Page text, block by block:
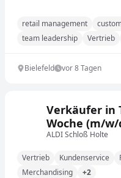
retail management
team leadership
Vertrieb
Bielefeld vor 8 Tagen
Verkäufer in
Woche (m/w/
ALDI Schloß Holte
Vertrieb Kundenservice
Merchandising
+2